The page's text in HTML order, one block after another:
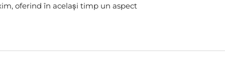
oferind în același timp un aspect